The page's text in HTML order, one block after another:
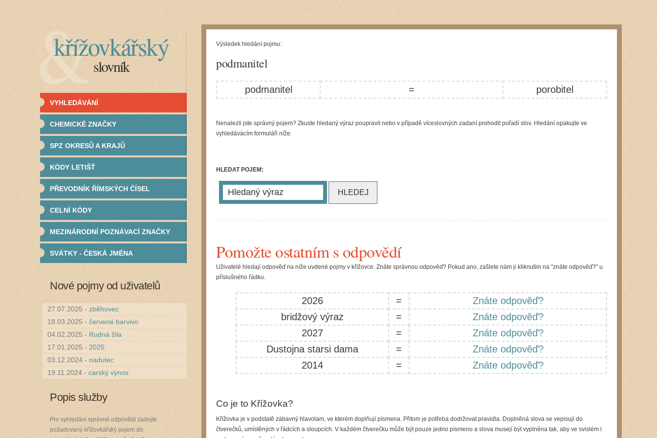
Výsledek hledání pojmu:
podmanitel
podmanitel = porobitel
Nenalezli jste správný pojem? Zkuste hledaný výraz poupravit nebo v případě víceslovných zadaní prohodit pořadí slov. Hledání opakujte ve
vyhledávácím formuláři níže.
HLEDAT POJEM:
Pomožte ostatním s odpovědí
Uživatelé hledají odpověď na níže uvdené pojmy v křížovce. Znáte správnou odpověď? Pokud ano, zašlete nám ji kliknutím na "znáte odpověď?" u
příslušného řádku.
2026 =
Znáte odpověď?
bridžový výraz
=
Znáte odpověď?
2027
=
Znáte odpověď?
Dustojna starsi dama
=
Znáte odpověď?
2014
= Znáte odpověď?
Co je to Křížovka?
Křížovka je v podstatě zábavný hlavolam, ve kterém doplňují písmena. Přitom je potřeba dodržovat pravidla. Doplněná slova se vepisují do
čtverečků, umístěných v řádcích a sloupcích. V každém čtverečku může být pouze jedno písmeno a slova musejí být vyplněna tak, aby ve svislém i
křížovkářský
slovník
VYHLEDÁVÁNÍ
CHEMICKÉ ZNAČKY
SPZ OKRESŮ A KRAJŮ
KÓDY LETIŠŤ
PŘEVODNÍK ŘÍMSKÝCH ČÍSEL
CELNÍ KÓDY
MEZINÁRODNÍ POZNÁVACÍ ZNAČKY
SVÁTKY - ČESKÁ JMÉNA
Nové pojmy od uživatelů
27.07.2025 - zběhovec
18.03.2025 - červené barvivo
04.02.2025 - Rudná žila
17.01.2025 - 2025
03.12.2024 - nadutec
19.11.2024 - carský výnos
Popis služby
Pro vyhledání správné odpovědi zadejte
požadovaný křížovkářský pojem do